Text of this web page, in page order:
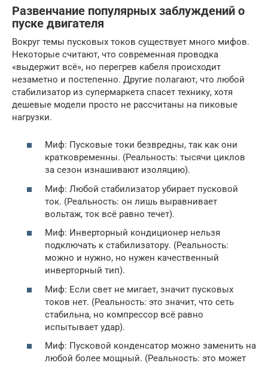
Развенчание популярных заблуждений о
пуске двигателя
Вокруг темы пусковых токов существует много мифов.
Некоторые считают, что современная проводка
«выдержит всё», но перегрев кабеля происходит
незаметно и постепенно. Другие полагают, что любой
стабилизатор из супермаркета спасет технику, хотя
дешевые модели просто не рассчитаны на пиковые
нагрузки.
Миф: Пусковые токи безвредны, так как они
кратковременны. (Реальность: тысячи циклов
за сезон изнашивают изоляцию).
Миф: Любой стабилизатор убирает пусковой
ток. (Реальность: он лишь выравнивает
вольтаж, ток всё равно течет).
Миф: Инверторный кондиционер нельзя
подключать к стабилизатору. (Реальность:
можно и нужно, но нужен качественный
инверторный тип).
Миф: Если свет не мигает, значит пусковых
токов нет. (Реальность: это значит, что сеть
стабильна, но компрессор всё равно
испытывает удар).
Миф: Пусковой конденсатор можно заменить на
любой более мощный. (Реальность: это может